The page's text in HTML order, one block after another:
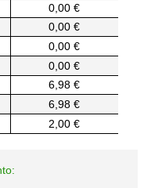
0,00 €
0,00 €
0,00 €
0,00 €
6,98 €
6,98 €
2,00 €